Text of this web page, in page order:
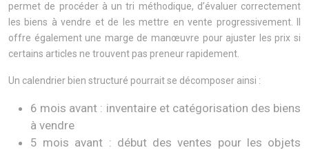
permet de procéder à un tri méthodique, d’évaluer correctement
les biens à vendre et de les mettre en vente progressivement. Il
offre également une marge de manœuvre pour ajuster les prix si
certains articles ne trouvent pas preneur rapidement.
Un calendrier bien structuré pourrait se décomposer ainsi :
6 mois avant : inventaire et catégorisation des biens
à vendre
5 mois avant : début des ventes pour les objets